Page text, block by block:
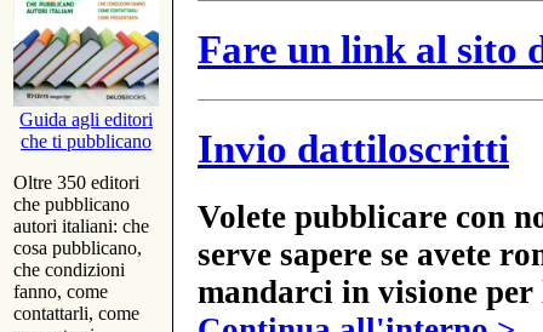
Guida agli editori
che ti pubblicano
Oltre 350 editori
che pubblicano
autori italiani: che
cosa pubblicano,
che condizioni
fanno, come
contattarli, come
Fare un link al sito
Invio dattiloscritti
Volete pubblicare con
serve sapere se avete
mandarci in visione